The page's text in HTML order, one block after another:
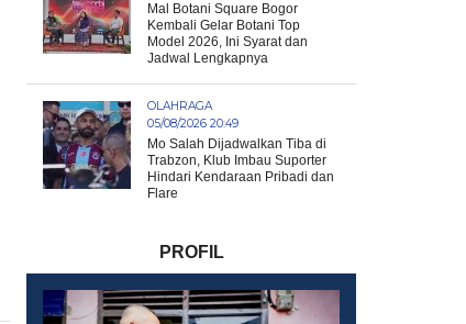
Mal Botani Square Bogor
Kembali Gelar Botani Top
Model 2026, Ini Syarat dan
Jadwal Lengkapnya
OLAHRAGA
05/08/2026 20:49
Mo Salah Dijadwalkan Tiba di
Trabzon, Klub Imbau Suporter
Hindari Kendaraan Pribadi dan
Flare
PROFIL